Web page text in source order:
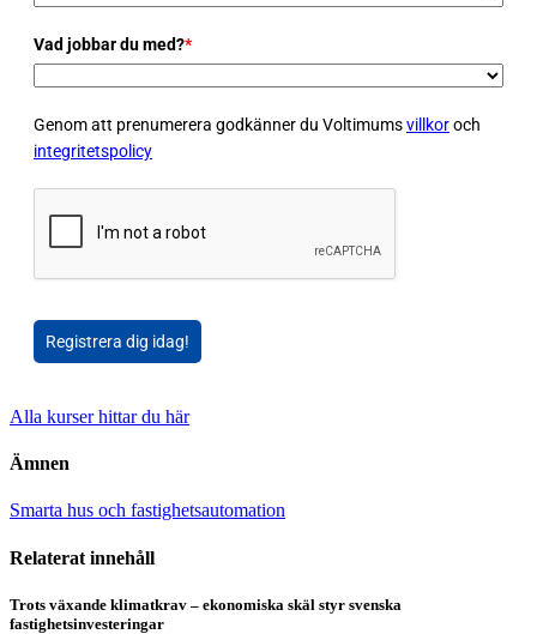
Vad jobbar du med?*
Genom att prenumerera godkänner du Voltimumsvillkoroch
integritetspolicy
Registrera dig idag!
Alla kurser hittar du här
Ämnen
Smarta hus och fastighetsautomation
Relaterat innehåll
Trots växande klimatkrav – ekonomiska skäl styr svenska
fastighetsinvesteringar